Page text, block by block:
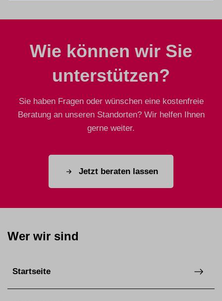
Wie können wir Sie
unterstützen?
Sie haben Fragen oder wünschen eine kostenfreie
Beratung an unseren Standorten? Wir helfen Ihnen
gerne weiter.
Jetzt beraten lassen
Wer wir sind
Startseite